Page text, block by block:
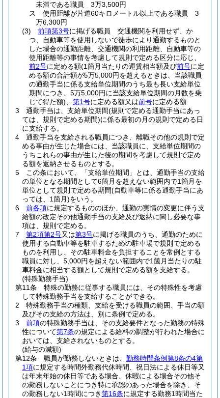
未満である職員 3万3,500円
ス
使用距離が片道60キロメートル以上である職員 3
万6,300円
(3)
前項第3号に掲げる職員 交通機関を利用せず、か
つ、自動車等を使用しないで徒歩により通勤するものと
した場合の通勤距離、交通機関の利用距離、自動車等の
使用距離等の事情を考慮して規則で定める区分に応じ、
前2号に定める額(1箇月当たりの運賃相当額及び前号に定
める額の合計額が5万5,000円を超えるときは、当該職員
の通勤手当に係る支給単位期間のうち最も長い支給単位
期間につき、5万5,000円に当該支給単位期間の月数を乗
じて得た額)
第1号に定める額又は前号に定める額
3
通勤手当は、支給単位期間(規則で定める通勤手当にあっ
ては、規則で定める期間)に係る最初の月の規則で定める日
に支給する。
4
通勤手当を支給される職員につき、離職その他の規則で定
める事由が生じた場合には、当該職員に、支給単位期間の
うちこれらの事由が生じた後の期間を考慮して規則で定め
る額を返納させるものとする。
5
この条において、「支給単位期間」とは、通勤手当の支給
の単位となる期間として6箇月を超えない範囲内で1箇月を
単位として規則で定める期間(自動車等に係る通勤手当にあ
っては、1箇月)をいう。
6
前各項に規定するもののほか、通勤の実情の変更に伴う支
給額の改定その他通勤手当の支給及び返納に関し必要な事
項は、規則で定める。
7
第2項第2号又は第3号に掲げる職員のうち、通勤のために
使用する自動車等を駐車するための駐車場で規則で定める
ものを利用し、その駐車料金を負担することを常例とする
職員に対し、5,000円を超えない範囲内で1箇月当たりの駐
車料金に相当する額として規則で定める額を支給する。
(特殊勤務手当)
第11条
特殊の勤務に従事する職員には、その特殊性を考慮
して特殊勤務手当を支給することができる。
2
特殊勤務手当の種類、支給を受ける職員の範囲、手当の額
及びその支給の方法は、別に条例で定める。
3
前項の特殊勤務手当は、その支給要件となった勤務の特殊
性について第7条の規定による給料の調整が行われた場合に
おいては、支給されないものとする。
(給与の減額)
第12条
職員が勤務しないときは、 勤務時間条例第8条の4第
1項に規定する時間外勤務代休時間、祝日法による休日等又
は年末年始の休日等である場合、休暇による場合その他そ
の勤務しないことにつき特に承認のあった場合を除き、そ
の勤務しない1時間につき第16条に規定する勤務1時間当た